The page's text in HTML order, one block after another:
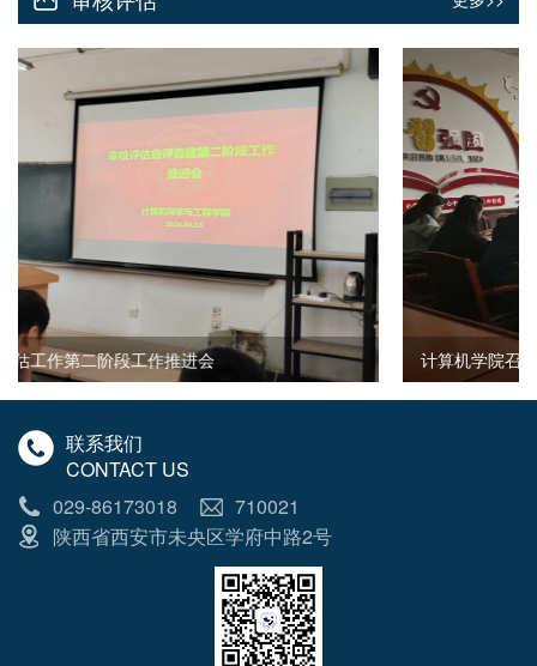
计算机学院召开党政联席会
联系我们
CONTACT US
029-86173018
710021
陕西省西安市未央区学府中路2号